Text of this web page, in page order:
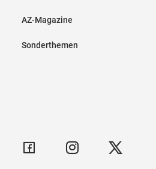
AZ-Magazine
Sonderthemen